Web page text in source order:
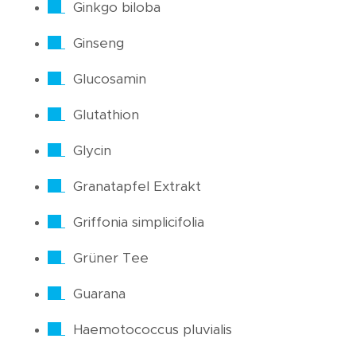
Ginkgo biloba
Ginseng
Glucosamin
Glutathion
Glycin
Granatapfel Extrakt
Griffonia simplicifolia
Grüner Tee
Guarana
Haemotococcus pluvialis